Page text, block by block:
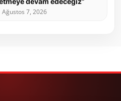
Ağustos 7, 2026